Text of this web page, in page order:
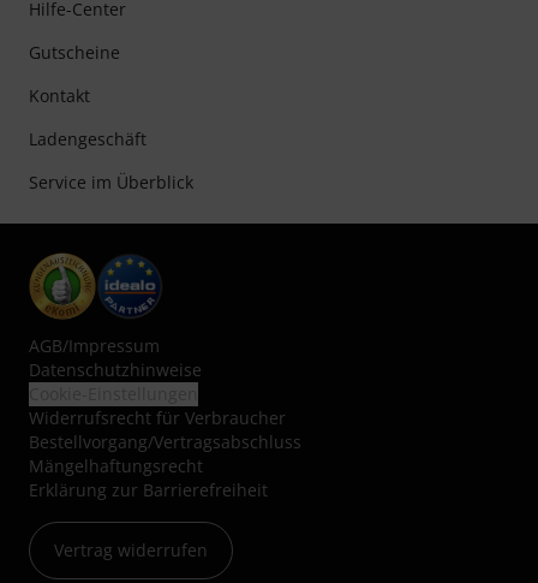
Hilfe-Center
Gutscheine
Kontakt
Ladengeschäft
Service im Überblick
AGB/Impressum
Datenschutzhinweise
Widerrufsrecht für Verbraucher
Bestellvorgang/Vertragsabschluss
Mängelhaftungsrecht
Erklärung zur Barrierefreiheit
Vertrag widerrufen